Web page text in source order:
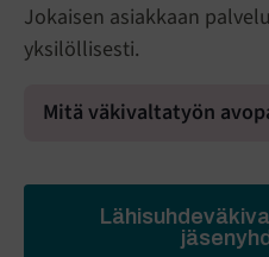
Jokaisen asiakkaan
yksilöllisesti.
Mitä väkivaltatyön